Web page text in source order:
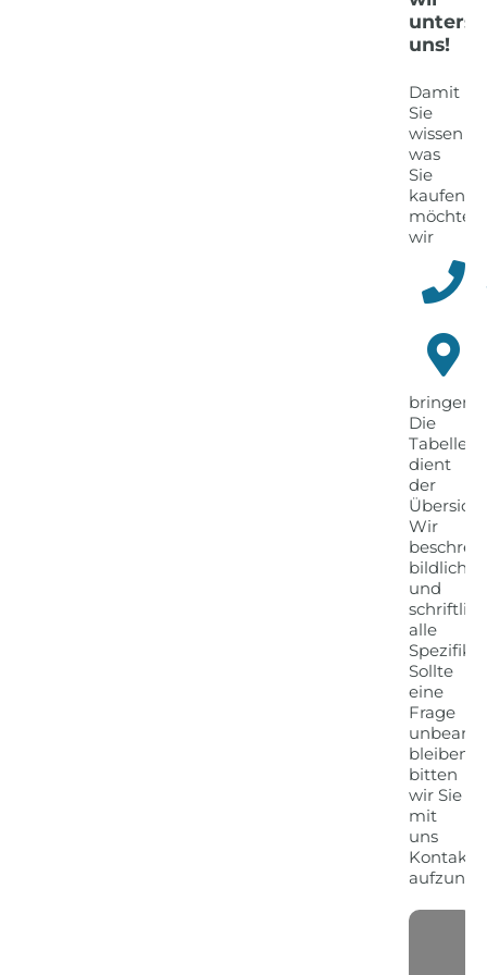
uns!
Damit
Sie
wissen
was
Sie
kaufen,
möchten
wir
Ihnen
unserer
Spiegel
näher
bringen.
Die
Tabelle
dient
der
Wir
bildlich
und
schriftlich
alle
Sollte
eine
Frage
bleiben,
bitten
wir Sie
mit
uns
Kontakt